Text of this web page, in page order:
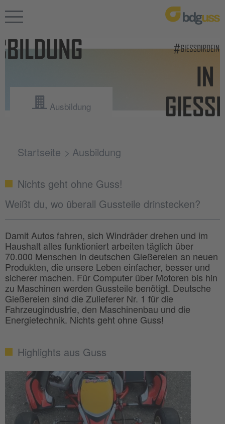
Ausbildung
Startseite Ausbildung
Nichts geht ohne Guss!
Weißt du, wo überall Gussteile drinstecken?
Damit Autos fahren, sich Windräder drehen und im
Haushalt alles funktioniert arbeiten täglich über
70.000 Menschen in deutschen Gießereien an neuen
Produkten, die unsere Leben einfacher, besser und
sicherer machen. Für Computer über Motoren bis hin
zu Maschinen werden Gussteile benötigt. Deutsche
Gießereien sind die Zulieferer Nr. 1 für die
Fahrzeugindustrie, den Maschinenbau und die
Energietechnik. Nichts geht ohne Guss!
Highlights aus Guss